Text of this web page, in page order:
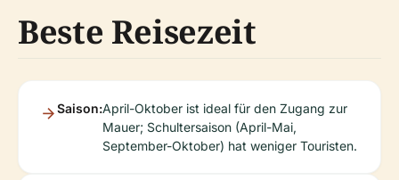
Beste Reisezeit
Saison:April-Oktober ist ideal für den Zugang zur
Mauer; Schultersaison (April-Mai,
September-Oktober) hat weniger Touristen.